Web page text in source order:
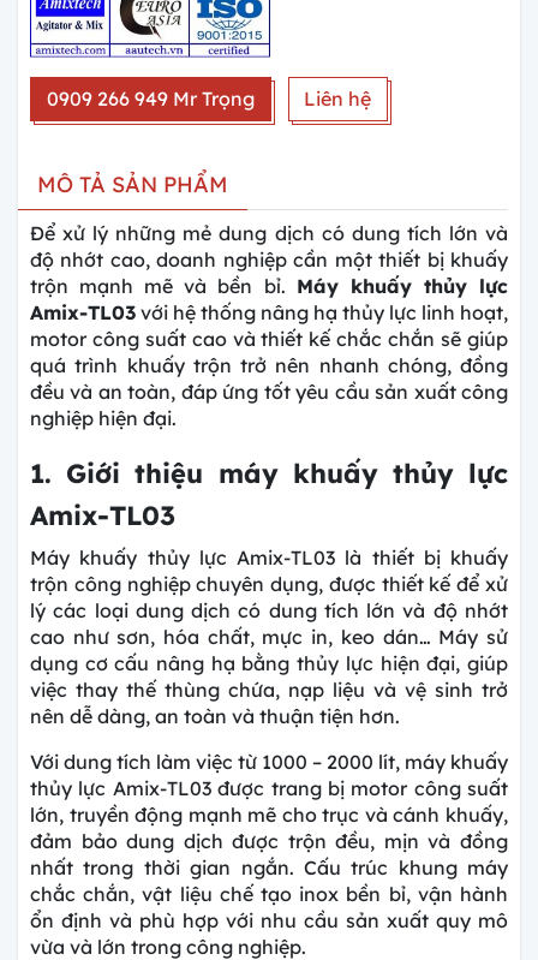
0909 266 949 Mr Trọng Liên hệ
MÔ TẢ SẢN PHẨM
Để xử lý những mẻ dung dịch có dung tích lớn và
độ nhớt cao, doanh nghiệp cần một thiết bị khuấy
trộn mạnh mẽ và bền bỉ. Máy khuấy thủy lực
Amix-TL03 với hệ thống nâng hạ thủy lực linh hoạt,
motor công suất cao và thiết kế chắc chắn sẽ giúp
quá trình khuấy trộn trở nên nhanh chóng, đồng
đều và an toàn, đáp ứng tốt yêu cầu sản xuất công
nghiệp hiện đại.
1. Giới thiệu máy khuấy thủy lực
Amix-TL03
Máy khuấy thủy lực Amix-TL03 là thiết bị khuấy
trộn công nghiệp chuyên dụng, được thiết kế để xử
lý các loại dung dịch có dung tích lớn và độ nhớt
cao như sơn, hóa chất, mực in, keo dán… Máy sử
dụng cơ cấu nâng hạ bằng thủy lực hiện đại, giúp
việc thay thế thùng chứa, nạp liệu và vệ sinh trở
nên dễ dàng, an toàn và thuận tiện hơn.
Với dung tích làm việc từ 1000 – 2000 lít, máy khuấy
thủy lực Amix-TL03 được trang bị motor công suất
lớn, truyền động mạnh mẽ cho trục và cánh khuấy,
đảm bảo dung dịch được trộn đều, mịn và đồng
nhất trong thời gian ngắn. Cấu trúc khung máy
chắc chắn, vật liệu chế tạo inox bền bỉ, vận hành
ổn định và phù hợp với nhu cầu sản xuất quy mô
vừa và lớn trong công nghiệp.